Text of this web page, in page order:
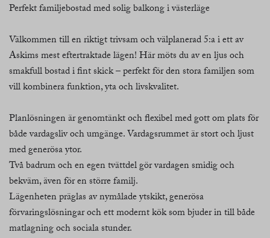
Perfekt familjebostad med solig balkong i västerläge
Välkommen till en riktigt trivsam och välplanerad 5:a i ett av
Askims mest eftertraktade lägen! Här möts du av en ljus och
smakfull bostad i fint skick – perfekt för den stora familjen som
vill kombinera funktion, yta och livskvalitet.
Planlösningen är genomtänkt och flexibel med gott om plats för
både vardagsliv och umgänge. Vardagsrummet är stort och ljust
med generösa ytor.
Två badrum och en egen tvättdel gör vardagen smidig och
bekväm, även för en större familj.
Lägenheten präglas av nymålade ytskikt, generösa
förvaringslösningar och ett modernt kök som bjuder in till både
matlagning och sociala stunder.